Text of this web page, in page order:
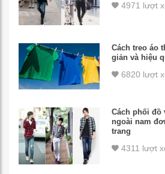
4971 lượt
Cách treo áo
giản và hiệu
6820 lượt
Cách phối đồ
ngoài nam
trang
4311 lượt